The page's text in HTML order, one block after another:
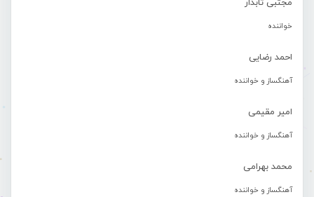
مجتبی تابدار
خواننده
احمد رضایی
آهنگساز و خواننده
امیر مقیمی
آهنگساز و خواننده
محمد بهرامی
آهنگساز و خواننده